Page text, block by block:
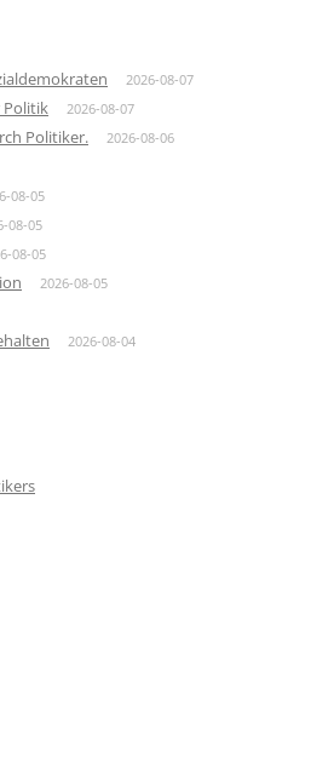
2026-08-07
Politik 2026-08-07
Politiker. 2026-08-06
08-05
08-05
08-05
2026-08-05
2026-08-04